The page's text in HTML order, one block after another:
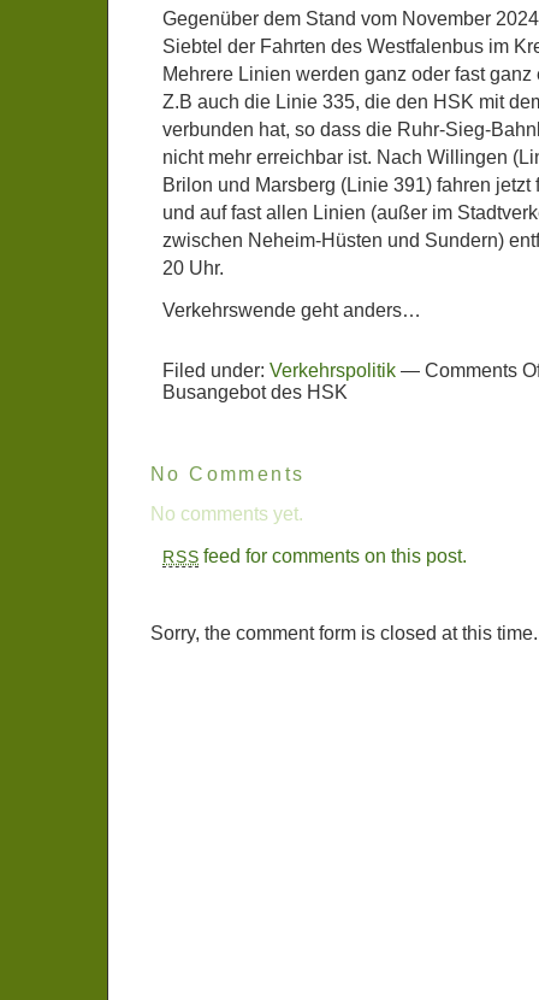
Gegenüber dem Stand vom November
Siebtel der Fahrten des Westfalenbus im
Mehrere Linien werden ganz oder fast
Z.B auch die Linie 335, die den HSK mit
verbunden hat, so dass die Ruhr-Sieg-
nicht mehr erreichbar ist. Nach Willingen
Brilon und Marsberg (Linie 391) fahren jetzt
und auf fast allen Linien (außer im
zwischen Neheim-Hüsten und Sundern)
20 Uhr.
Verkehrswende geht anders…
Filed under: Verkehrspolitik — Comments
Busangebot des HSK
No Comments
No comments yet.
RSS feed for comments on this post.
Sorry, the comment form is closed at this time.